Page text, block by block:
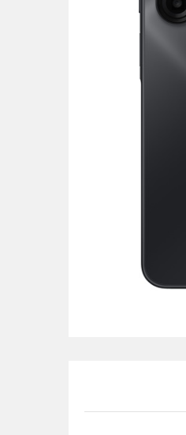
POS uređaji i
Mrežna oprema